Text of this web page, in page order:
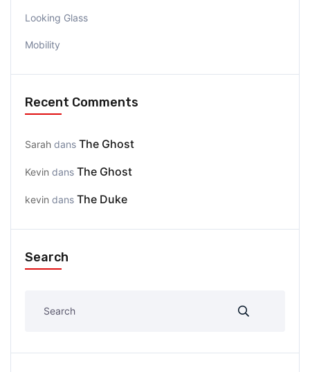
Looking Glass
Mobility
Recent Comments
Sarah dans The Ghost
Kevin dans The Ghost
kevin dans The Duke
Search